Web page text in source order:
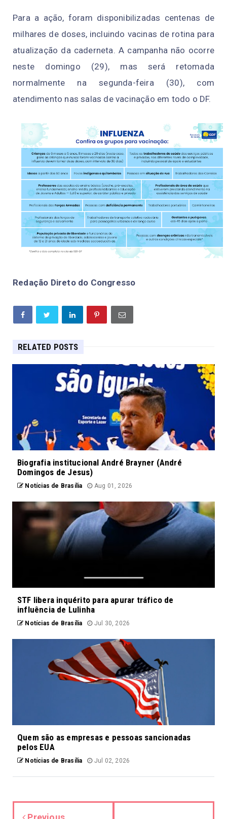
Para a ação, foram disponibilizadas centenas de
milhares de doses, incluindo vacinas de rotina para
atualização da caderneta. A campanha não ocorre
neste domingo (29), mas será retomada
normalmente na segunda-feira (30), com
atendimento nas salas de vacinação em todo o DF.
Redação Direto do Congresso
RELATED POSTS
Biografia institucional André Brayner (André
Domingos de Jesus)
Notícias de Brasília Aug 01, 2026
STF libera inquérito para apurar tráfico de
influência de Lulinha
Notícias de Brasília Jul 30, 2026
Quem são as empresas e pessoas sancionadas
pelos EUA
Notícias de Brasília Jul 02, 2026